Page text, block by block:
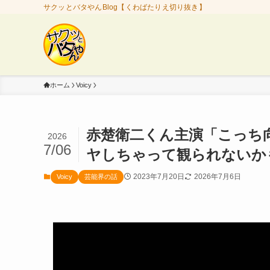
サクッとバタやんBlog【くわばたりえ切り抜き】
ホーム Voicy
赤楚衛二くん主演「こっ
ヤしちゃって観られない
2026
7/06
Voicy 芸能界の話 2023年7月20日 2026年7月6日